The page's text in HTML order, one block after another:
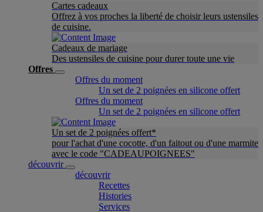
Cartes cadeaux
Offrez à vos proches la liberté de choisir leurs ustensiles
de cuisine.
Cadeaux de mariage
Des ustensiles de cuisine pour durer toute une vie
Offres
Offres du moment
Un set de 2 poignées en silicone offert
Offres du moment
Un set de 2 poignées en silicone offert
Un set de 2 poignées offert*
pour l'achat d'une cocotte, d'un faitout ou d'une marmite
avec le code "CADEAUPOIGNEES"
découvrir
découvrir
Recettes
Histories
Services